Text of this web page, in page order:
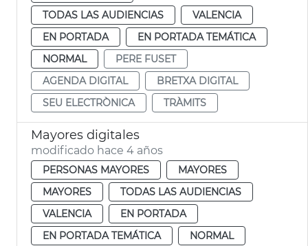
TODAS LAS AUDIENCIAS
VALENCIA
EN PORTADA
EN PORTADA TEMÁTICA
NORMAL
PERE FUSET
AGENDA DIGITAL
BRETXA DIGITAL
SEU ELECTRÒNICA
TRÀMITS
Mayores digitales
modificado hace 4 años
PERSONAS MAYORES
MAYORES
MAYORES
TODAS LAS AUDIENCIAS
VALENCIA
EN PORTADA
EN PORTADA TEMÁTICA
NORMAL